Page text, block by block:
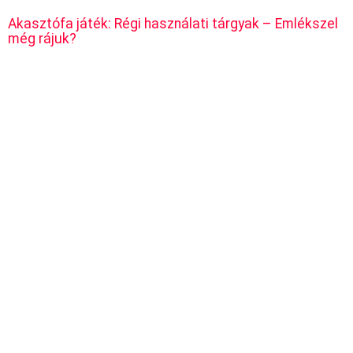
Akasztófa játék: Régi használati tárgyak – Emlékszel
még rájuk?